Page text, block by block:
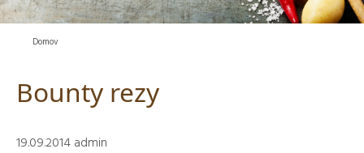
ŠALÁTY
Domov
Bounty rezy
19.09.2014 admin